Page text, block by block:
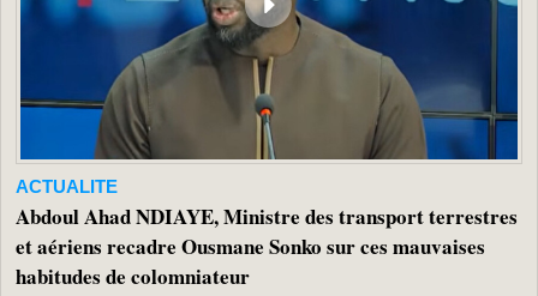
ACTUALITE
Abdoul Ahad NDIAYE, Ministre des transport terrestres
et aériens recadre Ousmane Sonko sur ces mauvaises
habitudes de colomniateur